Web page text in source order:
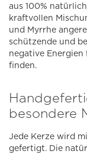
aus 100%
kraftvollen
und Myrrhe
schützende und
negative
finden.
besondere
Jede Kerze wird
gefertigt. Die